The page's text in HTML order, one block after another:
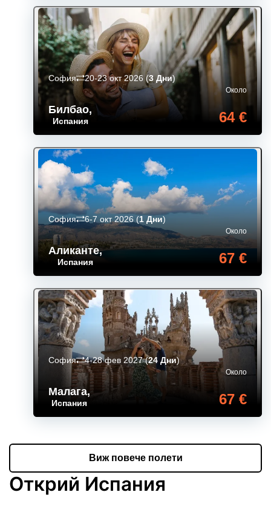
Билбао,
Испания
Около
64 €
София 20-23 окт 2026(3 Дни)
Аликанте,
Испания
Около
67 €
София 6-7 окт 2026 (1 Дни)
Малага,
Испания
Около
67 €
София 4-28 фев 2027(24 Дни)
Виж повече полети
Открий Испания